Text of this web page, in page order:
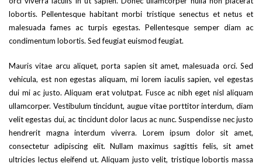
lobortis. Pellentesque habitant morbi tristique senectus et netus et
malesuada fames ac turpis egestas. Pellentesque semper diam ac
condimentum lobortis. Sed feugiat euismod feugiat.
Mauris vitae arcu aliquet, porta sapien sit amet, malesuada orci. Sed
vehicula, est non egestas aliquam, mi lorem iaculis sapien, vel egestas
dui mi ac justo. Aliquam erat volutpat. Fusce ac nibh eget nisl aliquam
ullamcorper. Vestibulum tincidunt, augue vitae porttitor interdum, diam
velit egestas dui, ac tincidunt dolor lacus ac nunc. Suspendisse nec justo
hendrerit magna interdum viverra. Lorem ipsum dolor sit amet,
consectetur adipiscing elit. Nullam maximus sagittis felis, sit amet
ultricies lectus eleifend ut. Aliquam justo velit, tristique lobortis massa